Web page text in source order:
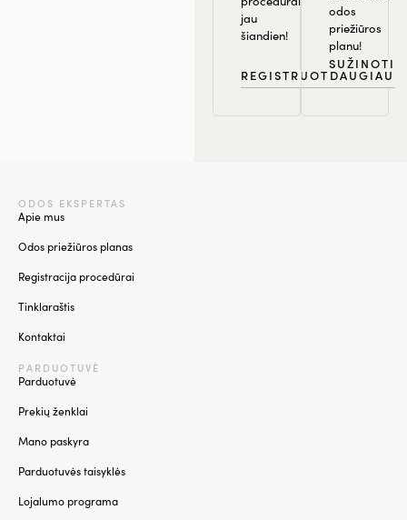
jau
šiandien!
REGISTRUOTIS
odos
priežiūros
planu!
SUŽINOTI
DAUGIAU
ODOS EKSPERTAS
Apie mus
Odos priežiūros planas
Registracija procedūrai
Tinklaraštis
Kontaktai
PARDUOTUVĖ
Parduotuvė
Prekių ženklai
Mano paskyra
Parduotuvės taisyklės
Lojalumo programa